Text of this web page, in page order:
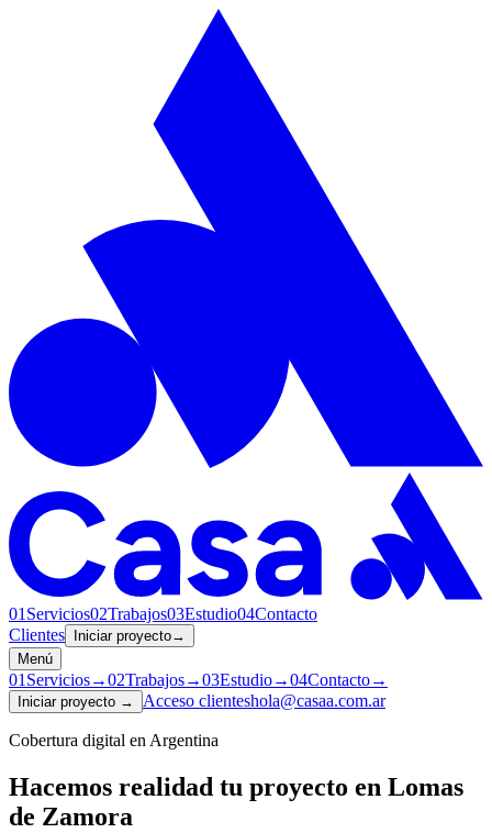
01 Servicios02Trabajos03Estudio04Contacto
Clientes
Iniciar proyecto→
Menú
01 Servicios→02Trabajos→03Estudio→04Contacto→
Iniciar proyecto → Acceso clienteshola@casaa.com.ar
Cobertura digital en Argentina
Hacemos realidad tu proyecto en Lomas
de Zamora